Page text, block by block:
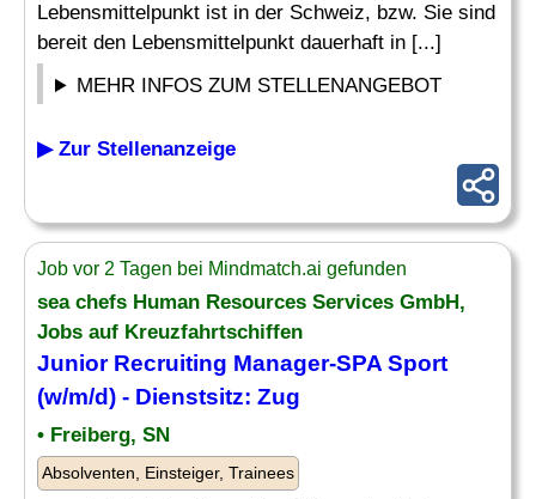
Lebensmittelpunkt ist in der Schweiz, bzw. Sie sind
bereit den Lebensmittelpunkt dauerhaft in [...]
MEHR INFOS ZUM STELLENANGEBOT
▶ Zur Stellenanzeige
Job vor 2 Tagen bei Mindmatch.ai gefunden
sea chefs Human Resources Services GmbH,
Jobs auf Kreuzfahrtschiffen
Junior Recruiting Manager-SPA Sport
(w/m/d) - Dienstsitz: Zug
• Freiberg, SN
Absolventen, Einsteiger, Trainees